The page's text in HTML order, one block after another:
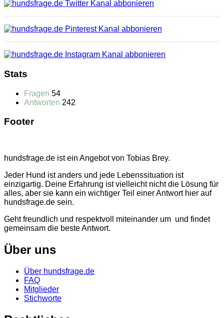
Stats
Fragen 54
Antworten 242
Footer
hundsfrage.de ist ein Angebot von Tobias Brey.
Jeder Hund ist anders und jede Lebenssituation ist
einzigartig. Deine Erfahrung ist vielleicht nicht die Lösung für
alles, aber sie kann ein wichtiger Teil einer Antwort hier auf
hundsfrage.de sein.
Geht freundlich und respektvoll miteinander um und findet
gemeinsam die beste Antwort.
Über uns
Über hundsfrage.de
FAQ
Mitglieder
Stichworte